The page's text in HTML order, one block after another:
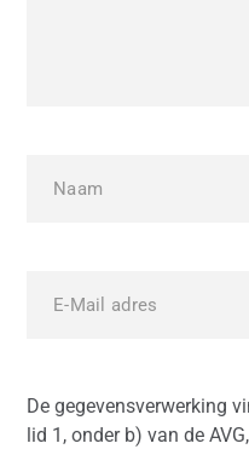
De gegevensverwerking
lid 1, onder b) van de